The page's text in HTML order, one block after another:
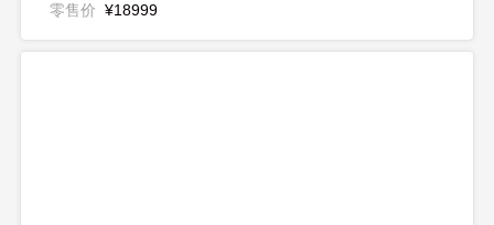
零售价 ¥18999